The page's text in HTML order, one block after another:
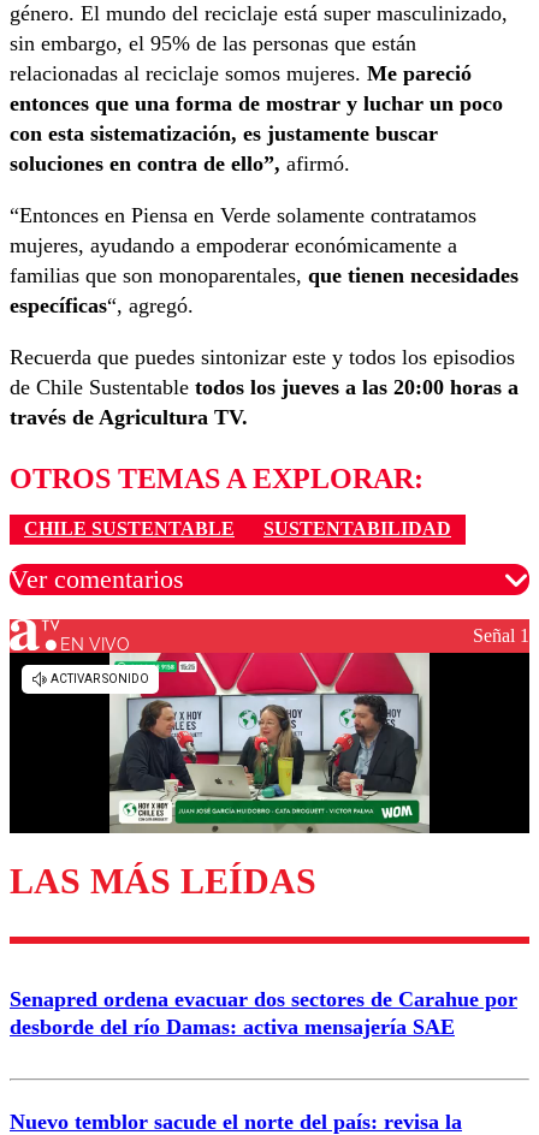
género. El mundo del reciclaje está super masculinizado,
sin embargo, el 95% de las personas que están
relacionadas al reciclaje somos mujeres. Me pareció
entonces que una forma de mostrar y luchar un poco
con esta sistematización, es justamente buscar
soluciones en contra de ello”, afirmó.
“Entonces en Piensa en Verde solamente contratamos
mujeres, ayudando a empoderar económicamente a
familias que son monoparentales, que tienen necesidades
específicas“, agregó.
Recuerda que puedes sintonizar este y todos los episodios
de Chile Sustentable todos los jueves a las 20:00 horas a
través de Agricultura TV.
OTROS TEMAS A EXPLORAR:
CHILE SUSTENTABLE SUSTENTABILIDAD
Ver comentarios
Los comentarios son moderados para garantizar un
diálogo respetuoso.
Enviar comentario
EN VIVO Señal 1
LAS MÁS LEÍDAS
Senapred ordena evacuar dos sectores de Carahue por
desborde del río Damas: activa mensajería SAE
Nuevo temblor sacude el norte del país: revisa la